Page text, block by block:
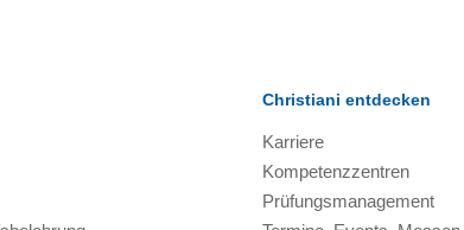
Christiani entdecken
Karriere
Kompetenzzentren
Prüfungsmanagement